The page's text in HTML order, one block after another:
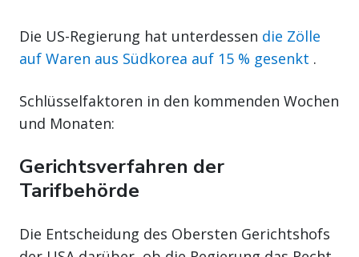
Die US-Regierung hat unterdessen die Zölle
auf Waren aus Südkorea auf 15 % gesenkt .
Schlüsselfaktoren in den kommenden Wochen
und Monaten:
Gerichtsverfahren der
Tarifbehörde
Die Entscheidung des Obersten Gerichtshofs